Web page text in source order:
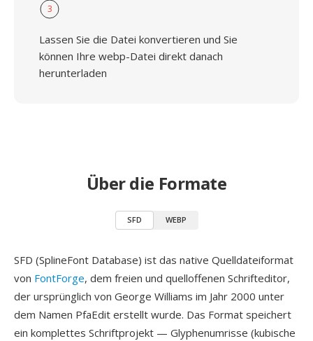
3
Lassen Sie die Datei konvertieren und Sie
können Ihre webp-Datei direkt danach
herunterladen
Über die Formate
SFD WEBP
SFD (SplineFont Database) ist das native Quelldateiformat
von FontForge, dem freien und quelloffenen Schrifteditor,
der ursprünglich von George Williams im Jahr 2000 unter
dem Namen PfaEdit erstellt wurde. Das Format speichert
ein komplettes Schriftprojekt — Glyphenumrisse (kubische